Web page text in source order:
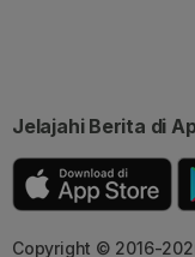
Jelajahi Berita di
Copyright © 2016-